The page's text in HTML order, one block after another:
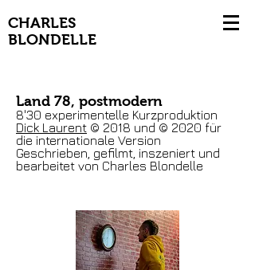
CHARLES
BLONDELLE
Land 78, postmodern
8'30 experimentelle Kurzproduktion
Dick Laurent © 2018 und © 2020 für
die internationale Version
Geschrieben, gefilmt, inszeniert und
bearbeitet von Charles Blondelle